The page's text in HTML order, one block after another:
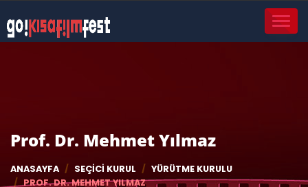
Prof. Dr. Mehmet Yılmaz
ANASAYFA SEÇICI KURUL
YÜRÜTME KURULU
PROF. DR. MEHMET YILMAZ